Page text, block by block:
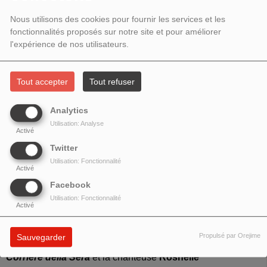
Nous utilisons des cookies pour fournir les services et les
fonctionnalités proposés sur notre site et pour améliorer
l'expérience de nos utilisateurs.
Tout accepter Tout refuser
Analytics
Activé
Utilisation: Analyse
Twitter
Activé
Utilisation: Fonctionnalité
Facebook
Activé
Utilisation: Fonctionnalité
Sauvegarder Propulsé par Orejime
JOURNALISTE ET ROSHELLE
CHANTEUSE
Invités : le journaliste
, correspondant du
Corriere della Seraet la chanteuseRoshelle